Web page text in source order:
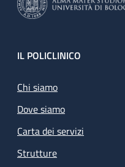
Footer
IL POLICLINICO
Chi siamo
Dove siamo
Carta dei servizi
Strutture